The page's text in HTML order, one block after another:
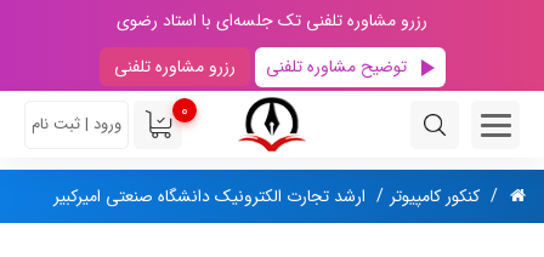
رزرو مشاوره تلفنی تک جلسه‌ای با استاد رضوی
توضیح مشاوره تلفنی
رزرو مشاوره تلفنی
0
ورود | ثبت نام
کنکور کامپیوتر ارشد تجارت الکترونیک دانشگاه صنعتی امیرکبیر